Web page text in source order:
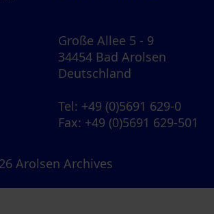
Große Allee 5 - 9
34454 Bad Arolsen
Deutschland
Tel: +49 (0)5691 629-0
Fax: +49 (0)5691 629-501
Arolsen Archives